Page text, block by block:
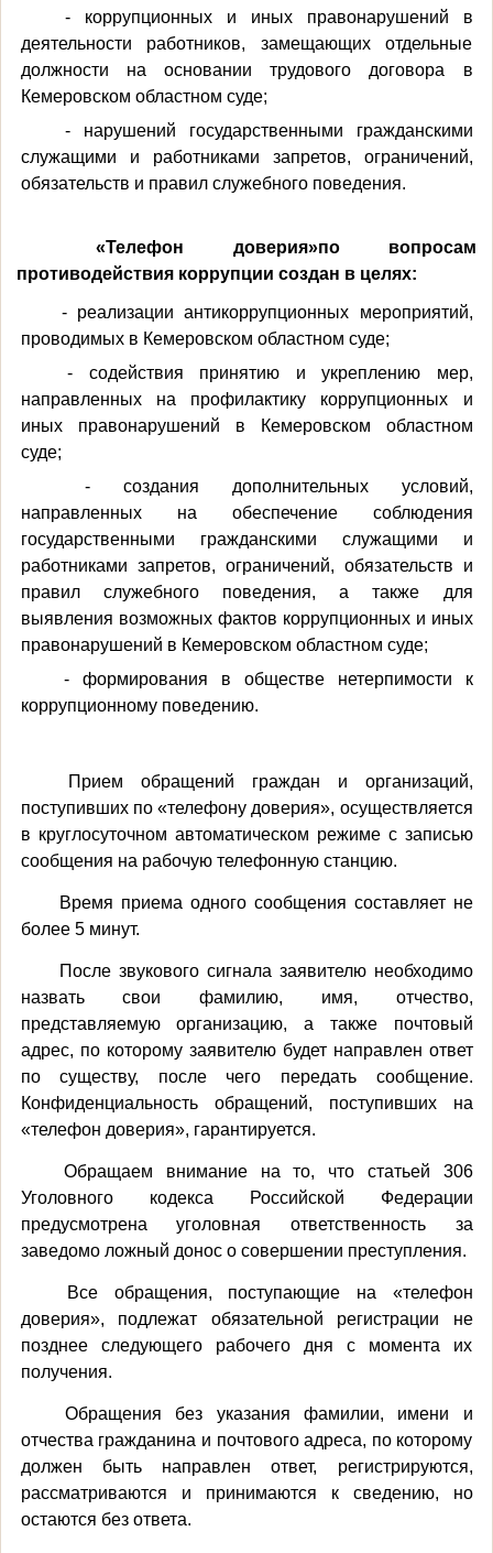
- коррупционных и иных правонарушений в
деятельности работников, замещающих отдельные
должности на основании трудового договора в
Кемеровском областном суде;
- нарушений государственными гражданскими
служащими и работниками запретов, ограничений,
обязательств и правил служебного поведения.
«Телефон доверия»по вопросам
противодействия коррупции создан в целях:
- реализации антикоррупционных мероприятий,
проводимых в Кемеровском областном суде;
- содействия принятию и укреплению мер,
направленных на профилактику коррупционных и
иных правонарушений в Кемеровском областном
суде;
- создания дополнительных условий,
направленных на обеспечение соблюдения
государственными гражданскими служащими и
работниками запретов, ограничений, обязательств и
правил служебного поведения, а также для
выявления возможных фактов коррупционных и иных
правонарушений в Кемеровском областном суде;
- формирования в обществе нетерпимости к
коррупционному поведению.
Прием обращений граждан и организаций,
поступивших по «телефону доверия», осуществляется
в круглосуточном автоматическом режиме с записью
сообщения на рабочую телефонную станцию.
Время приема одного сообщения составляет не
более 5 минут.
После звукового сигнала заявителю необходимо
назвать свои фамилию, имя, отчество,
представляемую организацию, а также почтовый
адрес, по которому заявителю будет направлен ответ
по существу, после чего передать сообщение.
Конфиденциальность обращений, поступивших на
«телефон доверия», гарантируется.
Обращаем внимание на то, что статьей 306
Уголовного кодекса Российской Федерации
предусмотрена уголовная ответственность за
заведомо ложный донос о совершении преступления.
Все обращения, поступающие на «телефон
доверия», подлежат обязательной регистрации не
позднее следующего рабочего дня с момента их
получения.
Обращения без указания фамилии, имени и
отчества гражданина и почтового адреса, по которому
должен быть направлен ответ, регистрируются,
рассматриваются и принимаются к сведению, но
остаются без ответа.